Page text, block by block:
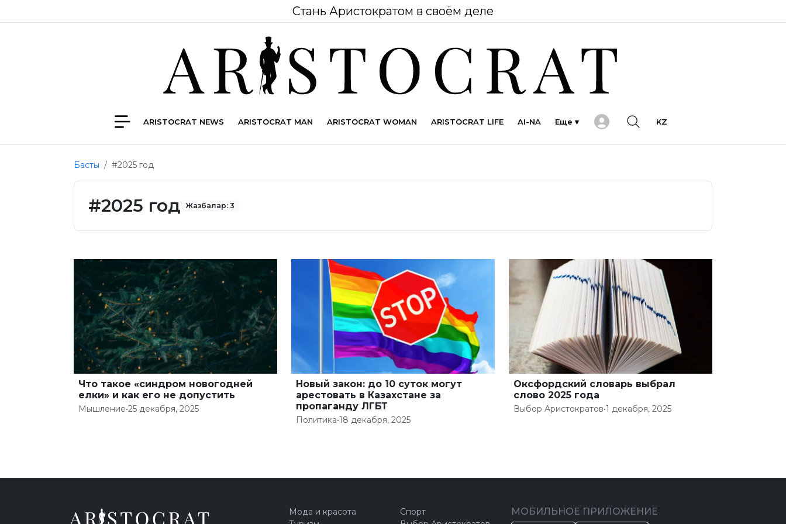
Стань Аристократом в своём деле
ARISTOCRAT NEWS ARISTOCRAT MAN ARISTOCRAT WOMAN ARISTOCRAT LIFE AI-NA Еще ▾ KZ
Басты #2025 год
#2025 год Жазбалар: 3
Что такое «синдром новогодней
елки» и как его не допустить
Мышление•25 декабря, 2025
Новый закон: до 10 суток могут
арестовать в Казахстане за
пропаганду ЛГБТ
Политика•18 декабря, 2025
Оксфордский словарь выбрал
слово 2025 года
Выбор Аристократов•1 декабря, 2025
Мода и красота
Спорт
МОБИЛЬНОЕ ПРИЛОЖЕНИЕ